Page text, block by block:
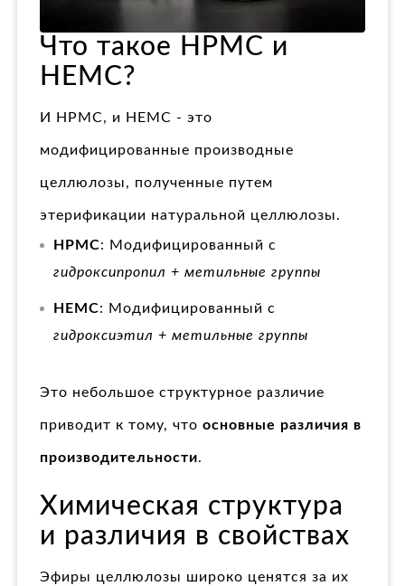
Что такое HPMC и
HEMC?
И HPMC, и HEMC - это
модифицированные производные
целлюлозы, полученные путем
этерификации натуральной целлюлозы.
HPMC: Модифицированный с
гидроксипропил + метильные группы
HEMC: Модифицированный с
гидроксиэтил + метильные группы
Это небольшое структурное различие
приводит к тому, что основные различия в
производительности.
Химическая структура
и различия в свойствах
Эфиры целлюлозы широко ценятся за их